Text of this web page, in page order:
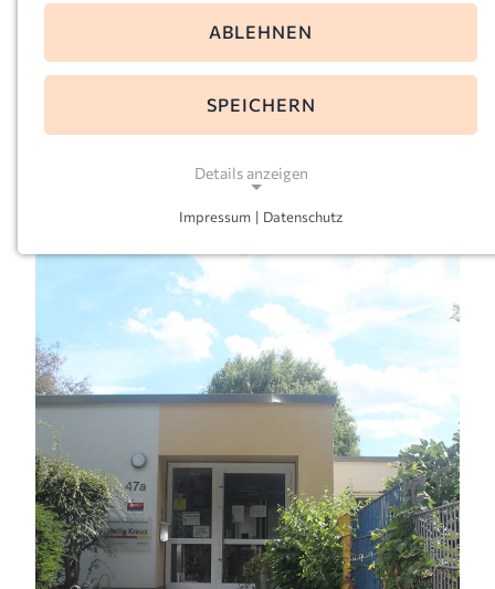
44369 Dortmund
Telefon:
heilig-kreuz-rahm@kkoerg.de
ABLEHNEN
SPEICHERN
Details anzeigen
Notwendige Cookies ermöglichen grundlegende
Funktionen und sind für die einwandfreie Funktion
der Website erforderlich.
Einverständnis-Cookie
Zweck:
Dieser Cookie speichert die ausgewählten
Einverständnis-Optionen des Benutzers
Cookie Laufzeit:
Impressum | Datenschutz